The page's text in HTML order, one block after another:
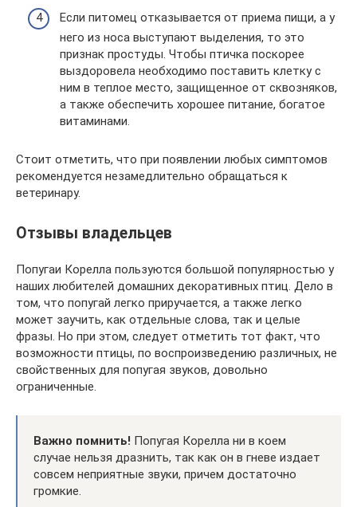
Если питомец отказывается от приема пищи, а у
него из носа выступают выделения, то это
признак простуды. Чтобы птичка поскорее
выздоровела необходимо поставить клетку с
ним в теплое место, защищенное от сквозняков,
а также обеспечить хорошее питание, богатое
витаминами.
Стоит отметить, что при появлении любых симптомов
рекомендуется незамедлительно обращаться к
ветеринару.
Отзывы владельцев
Попугаи Корелла пользуются большой популярностью у
наших любителей домашних декоративных птиц. Дело в
том, что попугай легко приручается, а также легко
может заучить, как отдельные слова, так и целые
фразы. Но при этом, следует отметить тот факт, что
возможности птицы, по воспроизведению различных, не
свойственных для попугая звуков, довольно
ограниченные.
Важно помнить! Попугая Корелла ни в коем
случае нельзя дразнить, так как он в гневе издает
совсем неприятные звуки, причем достаточно
громкие.